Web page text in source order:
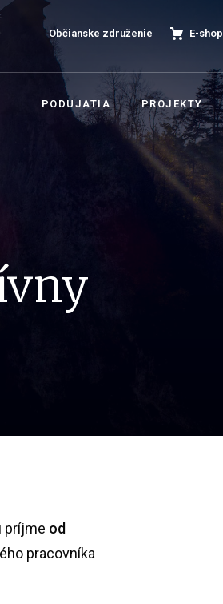
Občianske združenie E-shop
PODUJATIA PROJEKTY
príjme od
pracovníka